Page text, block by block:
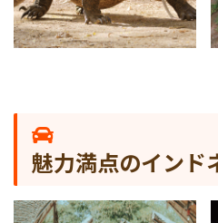
魅力満点のインド